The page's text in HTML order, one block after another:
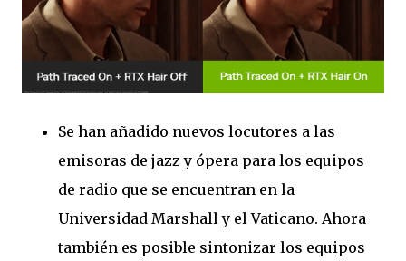
Se han añadido nuevos locutores a las
emisoras de jazz y ópera para los equipos
de radio que se encuentran en la
Universidad Marshall y el Vaticano. Ahora
también es posible sintonizar los equipos